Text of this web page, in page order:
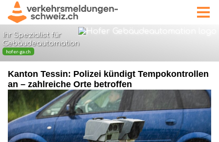
Kanton Tessin: Polizei kündigt Tempokontrollen
an – zahlreiche Orte betroffen